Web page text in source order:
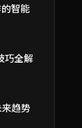
智能
巧全解
趋势